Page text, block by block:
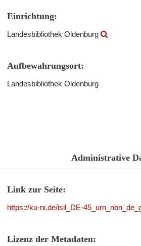
Einrichtung:
Landesbibliothek Oldenburg
Aufbewahrungsort:
Landesbibliothek Oldenburg
Administrative
Link zur Seite:
https://ku-ni.de/isil_DE-
Lizenz der Metadaten: